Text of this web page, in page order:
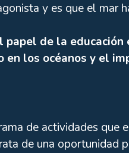
y es que el mar
papel de la educación
los océanos y el
de actividades que
de una oportunidad